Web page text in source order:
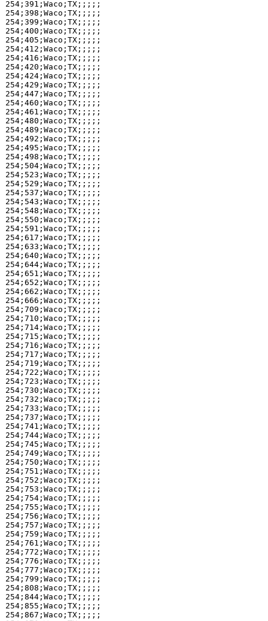
254;391;Waco;TX;;;;;
254;398;Waco;TX;;;;;
254;399;Waco;TX;;;;;
254;400;Waco;TX;;;;;
254;405;Waco;TX;;;;;
254;412;Waco;TX;;;;;
254;416;Waco;TX;;;;;
254;420;Waco;TX;;;;;
254;424;Waco;TX;;;;;
254;429;Waco;TX;;;;;
254;447;Waco;TX;;;;;
254;460;Waco;TX;;;;;
254;461;Waco;TX;;;;;
254;480;Waco;TX;;;;;
254;489;Waco;TX;;;;;
254;492;Waco;TX;;;;;
254;495;Waco;TX;;;;;
254;498;Waco;TX;;;;;
254;504;Waco;TX;;;;;
254;523;Waco;TX;;;;;
254;529;Waco;TX;;;;;
254;537;Waco;TX;;;;;
254;543;Waco;TX;;;;;
254;548;Waco;TX;;;;;
254;550;Waco;TX;;;;;
254;591;Waco;TX;;;;;
254;617;Waco;TX;;;;;
254;633;Waco;TX;;;;;
254;640;Waco;TX;;;;;
254;644;Waco;TX;;;;;
254;651;Waco;TX;;;;;
254;652;Waco;TX;;;;;
254;662;Waco;TX;;;;;
254;666;Waco;TX;;;;;
254;709;Waco;TX;;;;;
254;710;Waco;TX;;;;;
254;714;Waco;TX;;;;;
254;715;Waco;TX;;;;;
254;716;Waco;TX;;;;;
254;717;Waco;TX;;;;;
254;719;Waco;TX;;;;;
254;722;Waco;TX;;;;;
254;723;Waco;TX;;;;;
254;730;Waco;TX;;;;;
254;732;Waco;TX;;;;;
254;733;Waco;TX;;;;;
254;737;Waco;TX;;;;;
254;741;Waco;TX;;;;;
254;744;Waco;TX;;;;;
254;745;Waco;TX;;;;;
254;749;Waco;TX;;;;;
254;750;Waco;TX;;;;;
254;751;Waco;TX;;;;;
254;752;Waco;TX;;;;;
254;753;Waco;TX;;;;;
254;754;Waco;TX;;;;;
254;755;Waco;TX;;;;;
254;756;Waco;TX;;;;;
254;757;Waco;TX;;;;;
254;759;Waco;TX;;;;;
254;761;Waco;TX;;;;;
254;772;Waco;TX;;;;;
254;776;Waco;TX;;;;;
254;777;Waco;TX;;;;;
254;799;Waco;TX;;;;;
254;808;Waco;TX;;;;;
254;844;Waco;TX;;;;;
254;855;Waco;TX;;;;;
254;867;Waco;TX;;;;;